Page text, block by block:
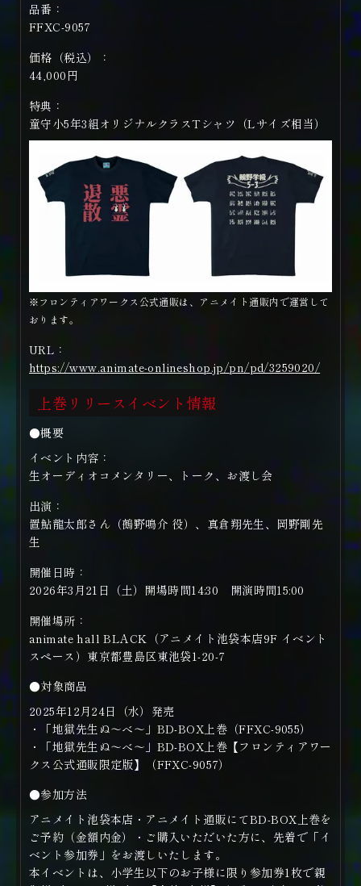
品番：
FFXC-9057
価格（税込）：
44,000円
特典：
童守小5年3組オリジナルクラスTシャツ（Lサイズ相当）
※フロンティアワークス公式通販は、アニメイト通販内で運営して
おります。
URL：
https://www.animate-onlineshop.jp/pn/pd/3259020/
上巻リリースイベント情報
●概要
イベント内容：
生オーディオコメンタリー、トーク、お渡し会
出演：
置鮎龍太郎さん（鵺野鳴介 役）、真倉翔先生、岡野剛先
生
開催日時：
2026年3月21日（土）開場時間14:30 開演時間15:00
開催場所：
animate hall BLACK（アニメイト池袋本店9F イベント
スペース）東京都豊島区東池袋1-20-7
●対象商品
2025年12月24日（水）発売
・「地獄先生ぬ～べ～」BD-BOX上巻（FFXC-9055）
・「地獄先生ぬ～べ～」BD-BOX上巻【フロンティアワー
クス公式通販限定版】（FFXC-9057）
●参加方法
アニメイト池袋本店・アニメイト通販にてBD-BOX上巻を
ご予約（金額内金）・ご購入いただいた方に、先着で「イ
ベント参加券」をお渡しいたします。
本イベントは、小学生以下のお子様に限り参加券1枚で親